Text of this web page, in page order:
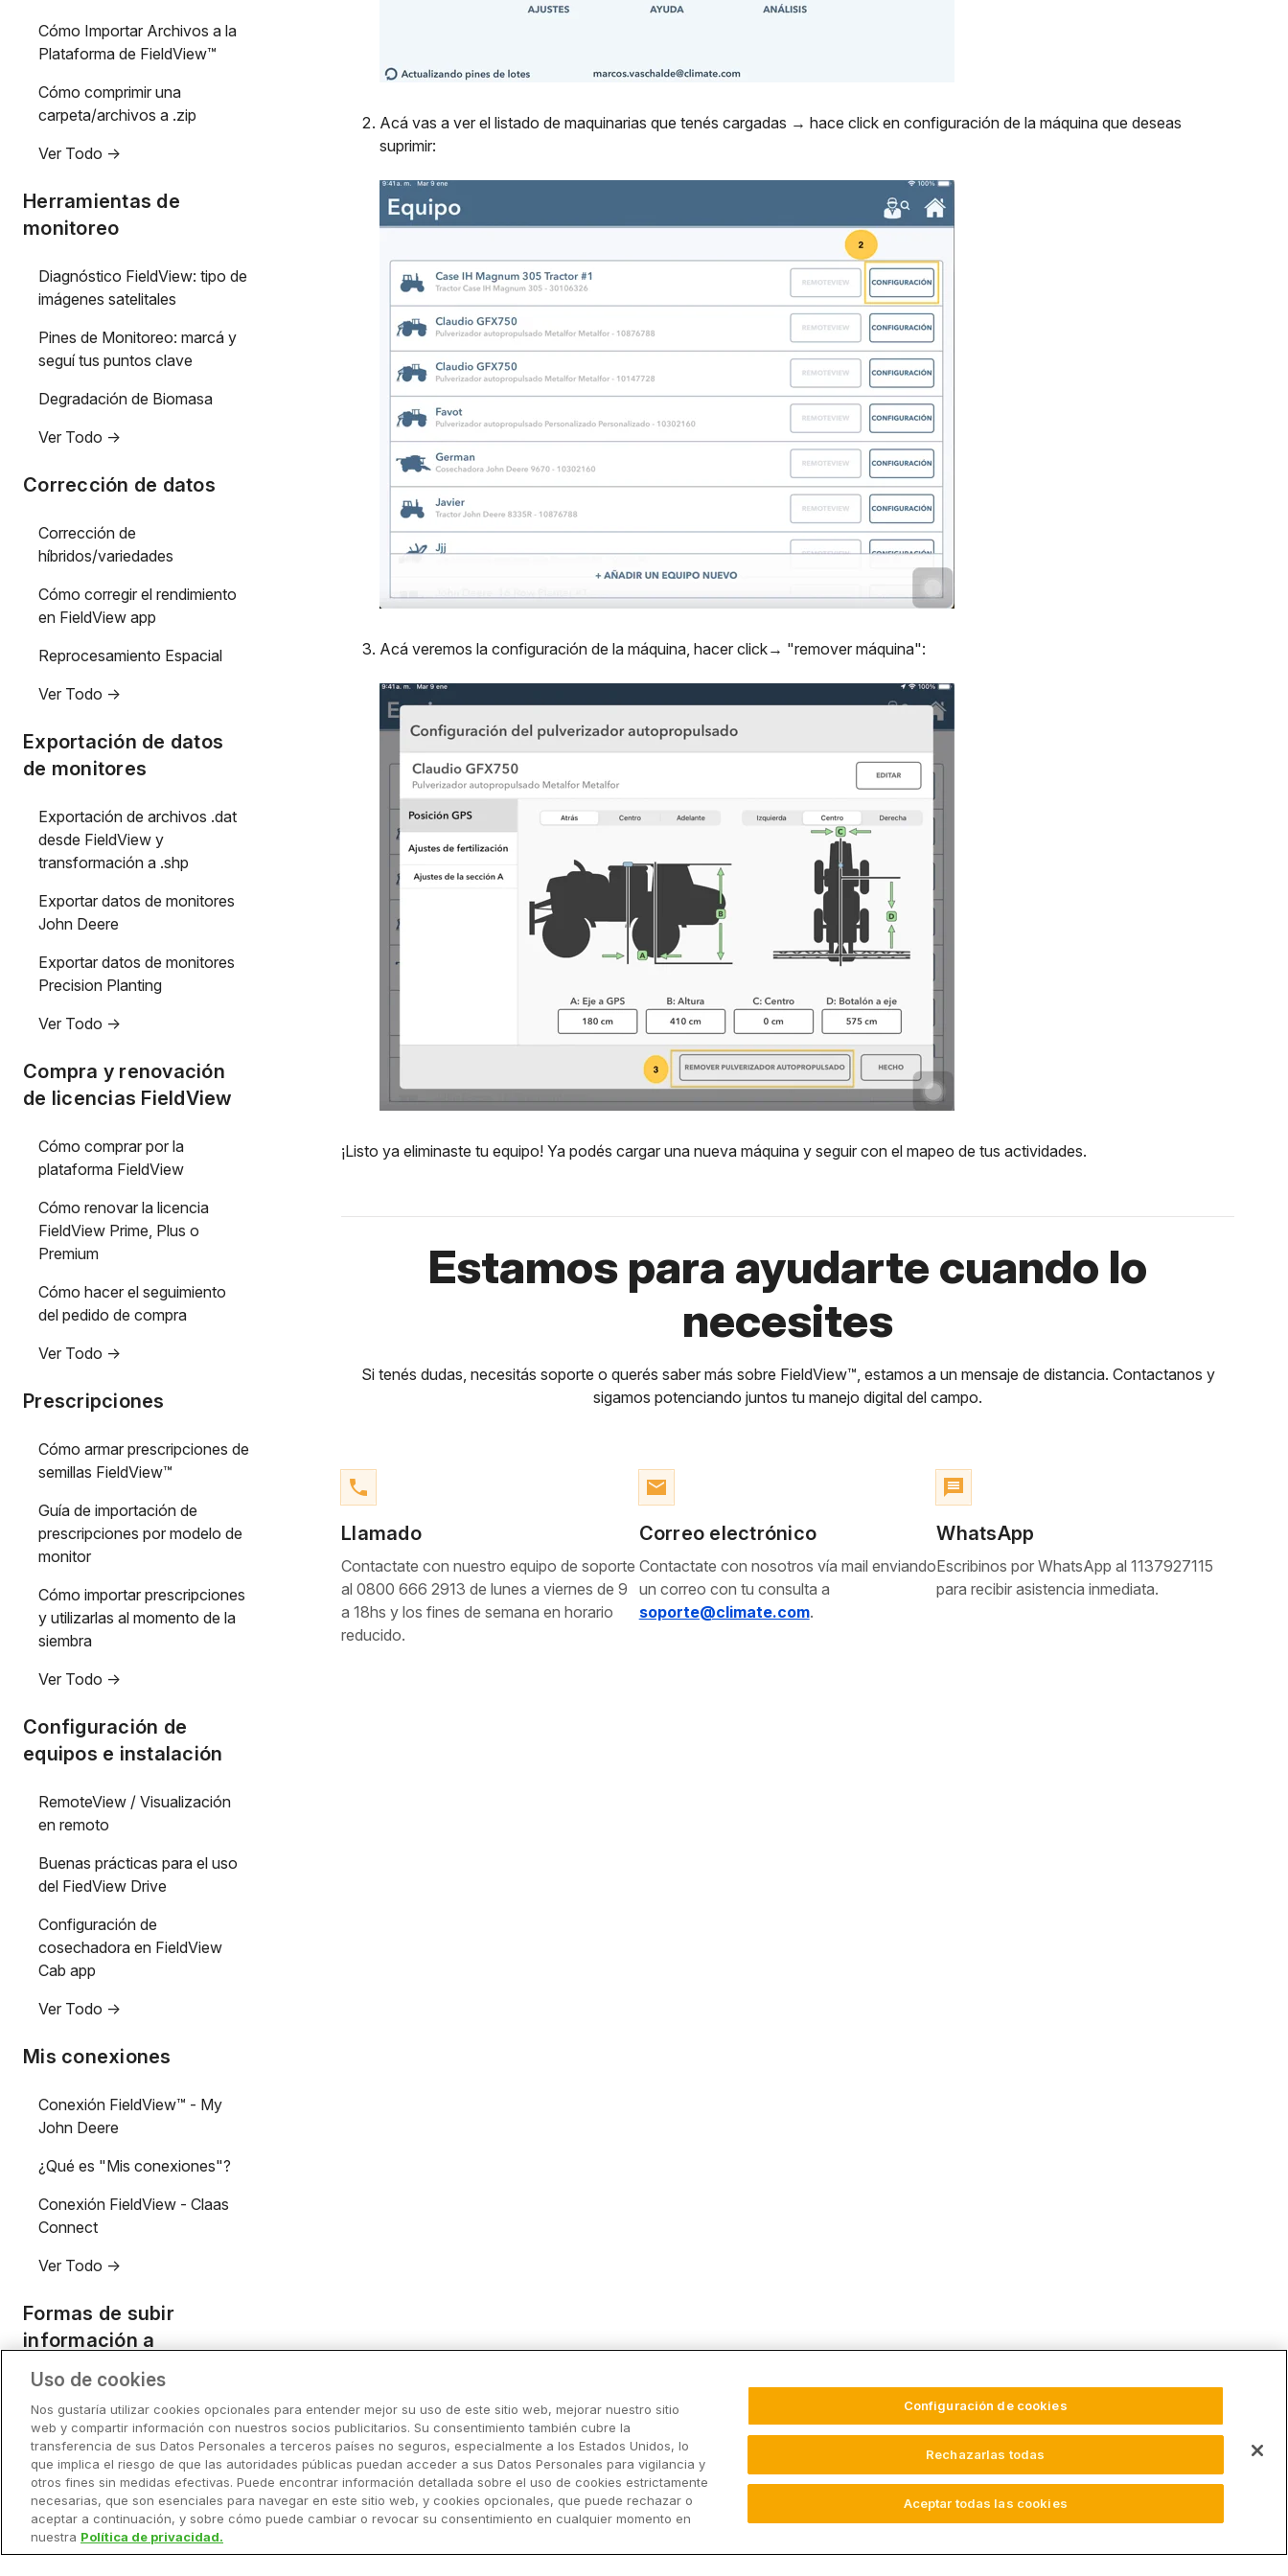
Cómo Importar Archivos a la
Plataforma de FieldView™
Cómo comprimir una
carpeta/archivos a .zip
Ver Todo ->
Herramientas de
monitoreo
Diagnóstico FieldView: tipo de
imágenes satelitales
Pines de Monitoreo: marcá y
seguí tus puntos clave
Degradación de Biomasa
Ver Todo ->
Corrección de datos
Corrección de
híbridos/variedades
Cómo corregir el rendimiento
en FieldView app
Reprocesamiento Espacial
Ver Todo ->
Exportación de datos
de monitores
Exportación de archivos .dat
desde FieldView y
transformación a .shp
Exportar datos de monitores
John Deere
Exportar datos de monitores
Precision Planting
Ver Todo ->
Compra y renovación
de licencias FieldView
Cómo comprar por la
plataforma FieldView
Cómo renovar la licencia
FieldView Prime, Plus o
Premium
Cómo hacer el seguimiento
del pedido de compra
Ver Todo ->
Prescripciones
Cómo armar prescripciones de
semillas FieldView™
Guía de importación de
prescripciones por modelo de
monitor
Cómo importar prescripciones
y utilizarlas al momento de la
siembra
Ver Todo ->
Configuración de
equipos e instalación
RemoteView / Visualización
en remoto
Buenas prácticas para el uso
del FiedView Drive
Configuración de
cosechadora en FieldView
Cab app
Ver Todo ->
Mis conexiones
Conexión FieldView™ - My
John Deere
¿Qué es "Mis conexiones"?
Conexión FieldView - Claas
Connect
Ver Todo ->
Formas de subir
información a
FieldView
Qué es una capa manual
Cómo realizar un ensayo con
FieldView™ Drive
Cómo sembrar con FieldView
Drive
Acá vas a ver el listado de maquinarias que tenés cargadas → hace click en configuración de la máquina que deseas
suprimir:
Acá veremos la configuración de la máquina, hacer click→ "remover máquina":
¡Listo ya eliminaste tu equipo! Ya podés cargar una nueva máquina y seguir con el mapeo de tus actividades.
Estamos para ayudarte cuando lo
necesites
Si tenés dudas, necesitás soporte o querés saber más sobre FieldView™, estamos a un mensaje de distancia. Contactanos y
sigamos potenciando juntos tu manejo digital del campo.
phone
Llamado
Contactate con nuestro equipo de soporte
al 0800 666 2913 de lunes a viernes de 9
a 18hs y los fines de semana en horario
reducido.
email
Correo electrónico
Contactate con nosotros vía mail enviando
un correo con tu consulta a
soporte@climate.com.
message
WhatsApp
Escribinos por WhatsApp al 1137927115
para recibir asistencia inmediata.
Uso de cookies
Nos gustaría utilizar cookies opcionales para entender mejor su uso de este sitio web, mejorar nuestro sitio
web y compartir información con nuestros socios publicitarios. Su consentimiento también cubre la
transferencia de sus Datos Personales a terceros países no seguros, especialmente a los Estados Unidos, lo
que implica el riesgo de que las autoridades públicas puedan acceder a sus Datos Personales para vigilancia y
otros fines sin medidas efectivas. Puede encontrar información detallada sobre el uso de cookies estrictamente
necesarias, que son esenciales para navegar en este sitio web, y cookies opcionales, que puede rechazar o
aceptar a continuación, y sobre cómo puede cambiar o revocar su consentimiento en cualquier momento en
nuestra Política de privacidad.
Configuración de cookies
Rechazarlas todas
Aceptar todas las cookies